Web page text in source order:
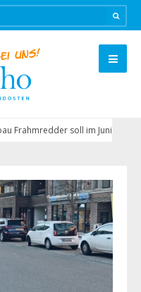
Frahmredder soll im Juni